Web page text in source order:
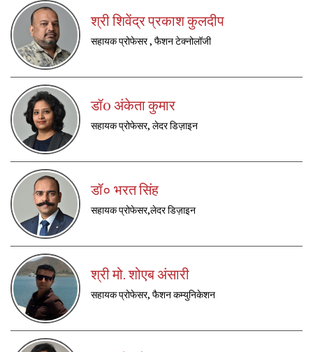
श्री शिवेंद्र प्रकाश कुलदीप
सहायक प्रोफेसर , फैशन टेक्नोलॉजी
डॉ0 अंकेता कुमार
सहायक प्रोफेसर, लेदर डिज़ाइन
डॉ० भरत सिंह
सहायक प्रोफेसर,लेदर डिज़ाइन
श्री मो. शोएब अंसारी
सहायक प्रोफेसर, फैशन कम्युनिकेशन